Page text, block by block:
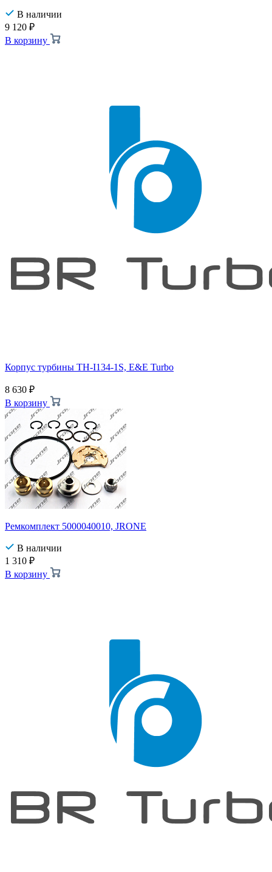
В наличии
9 120 ₽
В корзину
Корпус турбины TH-I134-1S, E&E Turbo
8 630 ₽
В корзину
Ремкомплект 5000040010, JRONE
В наличии
1 310 ₽
В корзину